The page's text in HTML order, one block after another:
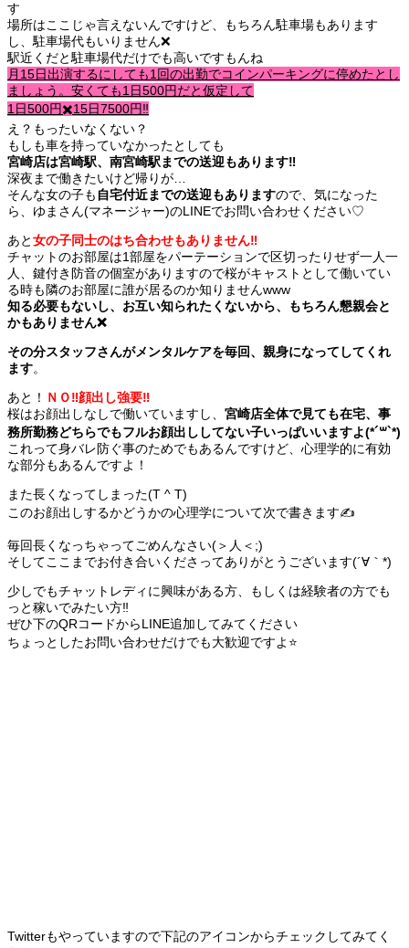
す
場所はここじゃ言えないんですけど、
もちろん駐車場もあります
し、駐車場代もいりません❌
駅近くだと駐車場代だけでも高いですもんね
月15日出演するにしても1回の出勤でコインパーキングに停めたとし
ましょう。安くても1日500円だと仮定して
1日500円✖️15日7500円‼️
え？もったいなくない？
もしも車を持っていなかったとしても
宮崎店は宮崎駅、南宮崎駅までの送迎もあります‼️
深夜まで働きたいけど帰りが…
そんな女の子も 自宅付近までの送迎もありますので、気になった
ら、ゆまさん(マネージャー)のLINEでお問い合わせください♡
あと女の子同士のはち合わせもありません‼️
チャットのお部屋は1部屋をパーテーションで区切ったりせず一人一
人、鍵付き防音の個室がありますので桜がキャストとして働いてい
る時も隣のお部屋に誰が居るのか知りませんwww
知る必要もないし、お互い知られたくないから、もちろん懇親会と
かもありません❌
その分スタッフさんがメンタルケアを毎回、親身になってしてくれ
ます。
あと！ ＮＯ‼️顔出し強要‼️
桜はお顔出しなしで働いていますし、 宮崎店全体で見ても在宅、事
務所勤務どちらでもフルお顔出ししてない子いっぱいいますよ(*´꒳`*)
これって身バレ防ぐ事のためでもあるんですけど、心理学的に有効
な部分もあるんですよ！
また長くなってしまった(T ^ T)
このお顔出しするかどうかの心理学について次で書きます✍️
毎回長くなっちゃってごめんなさい(＞人＜;)
そしてここまでお付き合いくださってありがとうございます(´∀｀*)
少しでもチャットレディに興味がある方、もしくは経験者の方でも
っと稼いでみたい方‼️
ぜひ下のQRコードからLINE追加してみてください
ちょっとしたお問い合わせだけでも大歓迎ですよ⭐️
Twitterもやっていますので下記のアイコンからチェックしてみてく